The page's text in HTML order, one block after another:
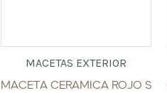
MACETAS EXTERIOR
MACETA CERAMICA ROJO S